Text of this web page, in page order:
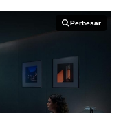
Perbesar
Perbesar